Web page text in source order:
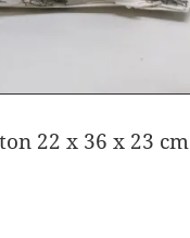
22 x 36 x 23 cm